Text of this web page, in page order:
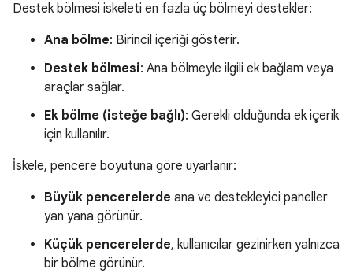
Destek bölmesi iskeleti en fazla üç bölmeyi destekler:
Ana bölme: Birincil içeriği gösterir.
Destek bölmesi: Ana bölmeyle ilgili ek bağlam veya
araçlar sağlar.
Ek bölme (isteğe bağlı): Gerekli olduğunda ek içerik
için kullanılır.
İskele, pencere boyutuna göre uyarlanır:
Büyük pencerelerde ana ve destekleyici paneller
yan yana görünür.
Küçük pencerelerde, kullanıcılar gezinirken yalnızca
bir bölme görünür.